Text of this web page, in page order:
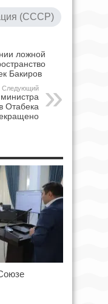
(СССР)
ложной
Бакиров
Следующий
Отабека